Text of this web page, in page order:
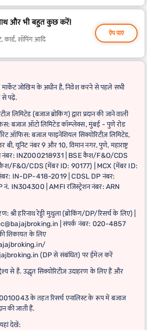
और भी बहुत कुछ करें!
कार्ड, शॉपिंग आदि
ऐप पाएं
मार्केट जोखिम के अधीन है, निवेश करने से पहले सभी
से पढ़ें.
लिमिटेड (बजाज ब्रोकिंग) द्वारा प्रदान की जाने वाली
बजाज ऑटो लिमिटेड कॉम्प्लेक्स, मुंबई - पुणे रोड
ऑफिस: बजाज फाइनेंशियल सिक्योरिटीज़ लिमिटेड,
बी, यूनिट नंबर 9 और 10, विमान नगर, पुणे, महाराष्ट्र
नंबर: INZ000218931 | BSE कैश/F&O/CDS
F&O/CDS (मेंबर ID: 90177) | MCX (मेंबर ID:
IN-DP-418-2019 | CDSL DP नंबर:
IN304300 | AMFI रजिस्ट्रेशन नंबर: ARN
श्री हरिनाथ रेड्डी मुथुला (ब्रोकिंग/DP/रिसर्च के लिए) |
| संपर्क नंबर: 020-4857
शिकायत के लिए
(DP से संबंधित) पर ईमेल करें
से है. उद्धृत सिक्योरिटीज़ उदाहरण के लिए हैं और
के तहत रिसर्च एनालिस्ट के रूप में बजाज
की जाती हैं.
देखें: